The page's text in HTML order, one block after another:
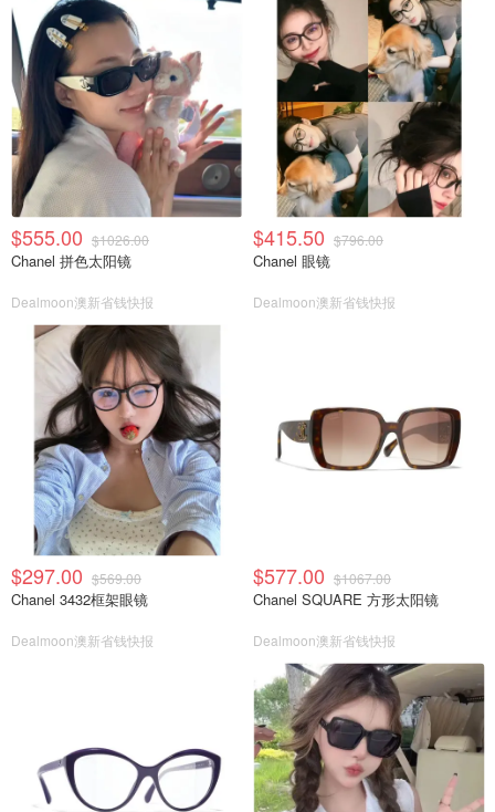
$555.00 $1026.00
Chanel 拼色太阳镜
Dealmoon澳新省钱快报
$415.50 $796.00
Chanel 眼镜
Dealmoon澳新省钱快报
$297.00 $569.00
Chanel 3432框架眼镜
Dealmoon澳新省钱快报
$577.00 $1067.00
Chanel SQUARE 方形太阳镜
Dealmoon澳新省钱快报